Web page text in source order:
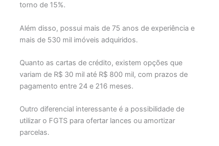
torno de 15%.
Além disso, possui mais de 75 anos de experiência e
mais de 530 mil imóveis adquiridos.
Quanto as cartas de crédito, existem opções que
variam de R$ 30 mil até R$ 800 mil, com prazos de
pagamento entre 24 e 216 meses.
Outro diferencial interessante é a possibilidade de
utilizar o FGTS para ofertar lances ou amortizar
parcelas.